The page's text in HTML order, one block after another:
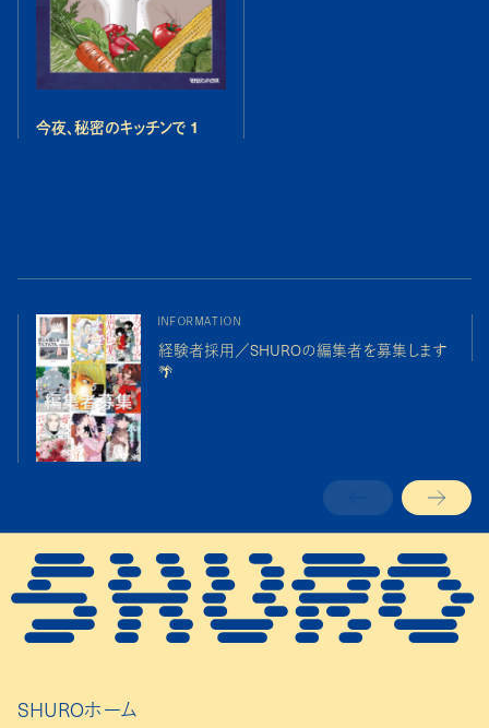
今夜、秘密のキッチンで 1
INFORMATION
経験者採用／SHUROの編集者を募集します
🌴
SHUROホーム